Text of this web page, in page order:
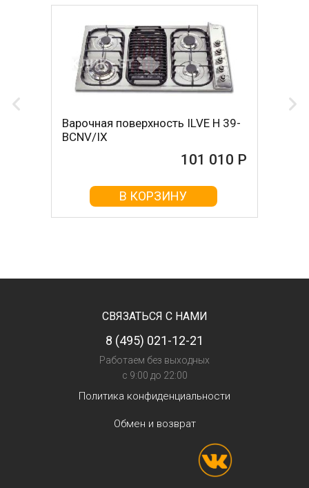
Варочная поверхность ILVE H 39-
BCNV/IX
101 010 Р
В КОРЗИНУ
СВЯЗАТЬСЯ С НАМИ
8 (495) 021-12-21
Работаем без выходных
с 9:00 до 22:00
Политика конфиденциальности
Обмен и возврат